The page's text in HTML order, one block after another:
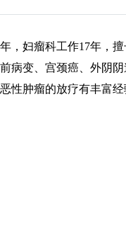
，妇瘤科工作17年，
病变、宫颈癌、外阴
性肿瘤的放疗有丰富经